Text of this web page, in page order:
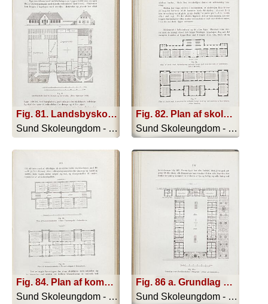
Fig. 81. Landsbyskole med to klasser og lærerbolig. (Min tegninger 1913).
Sund Skoleungdom - 1917
Fig. 82. Plan af skole med skolestuerne ordnede langs med den ene side af korridoren. (Efter Baudin).; Fig. 83. Plan af skole med klassestuerne ordnede langs med og ved enderne af korridoren. (Efter Baudin).
Sund Skoleungdom - 1917
Fig. 84. Plan af kommuneskolen i Hans Tausensgade i København.; Plan af kommeneskolen i Vestervoldgade i København.
Sund Skoleungdom - 1917
Fig. 86 a. Grundlag over Pavillonskolen i Ringsted. (Efter »Architekten«).
Sund Skoleungdom - 1917